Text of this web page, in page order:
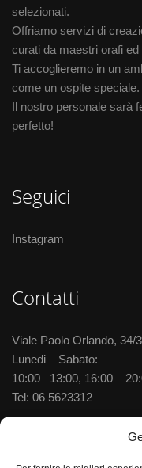
selezionati.
Offriamo servizi di
curati da maestri orafi ed
Ti accoglieremo in un
come un ospite speciale.
Il nostro personale sarà
perfetto!
Seguici
Instagram
Contatti
Viale Paolo Orlando, 34/
Lunedi – Sabato:
10:00 –13:00, 16:00 –
Tel: 06 5623312
Via delle Baleniere, 52 |